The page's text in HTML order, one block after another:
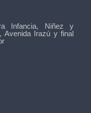
Infancia, Niñez y
Avenida Irazú y final